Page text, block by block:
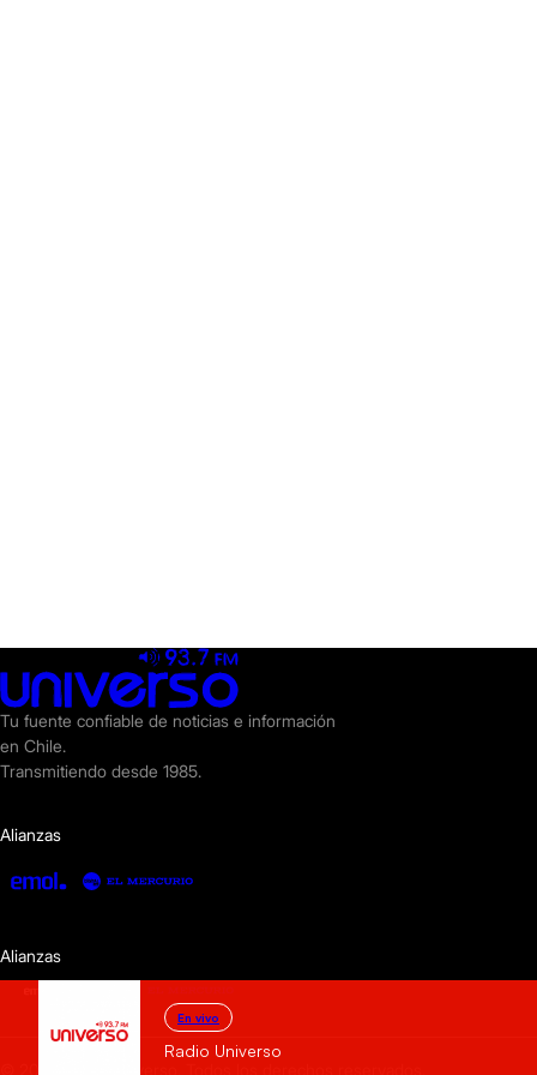
En vivo
Radio Universo
Tu fuente confiable de noticias e información
en Chile.
Transmitiendo desde 1985.
Alianzas
Alianzas